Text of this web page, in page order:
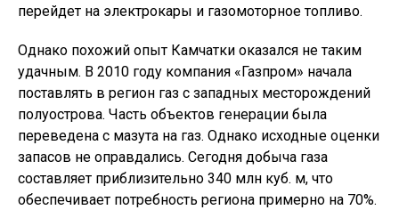
перейдет на электрокары и газомоторное топливо.
Однако похожий опыт Камчатки оказался не таким
удачным. В 2010 году компания «Газпром» начала
поставлять в регион газ с западных месторождений
полуострова. Часть объектов генерации была
переведена с мазута на газ. Однако исходные оценки
запасов не оправдались. Сегодня добыча газа
составляет приблизительно 340 млн куб. м, что
обеспечивает потребность региона примерно на 70%.